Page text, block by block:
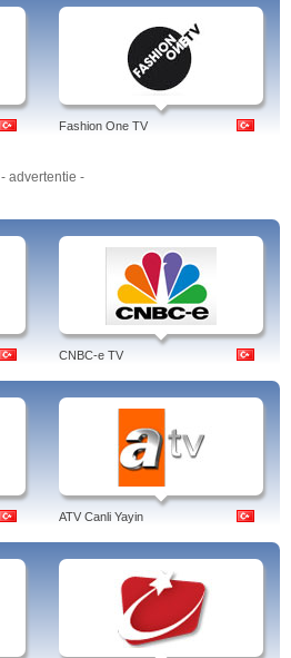
Fashion One TV
- advertentie -
CNBC-e TV
ATV Canli Yayin